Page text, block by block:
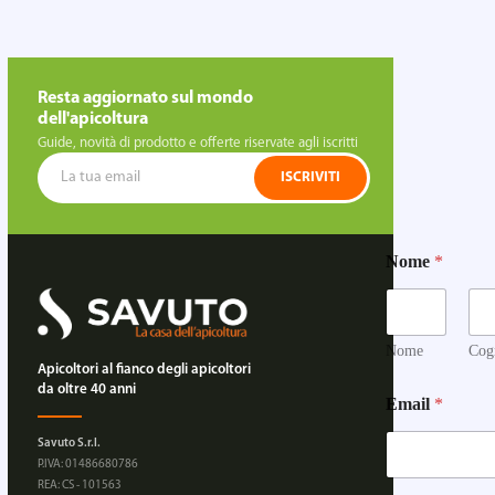
Resta aggiornato sul mondo
dell'apicoltura
Guide, novità di prodotto e offerte riservate agli iscritti
ISCRIVITI
Apicoltori al fianco degli apicoltori
da oltre 40 anni
Savuto S.r.l.
P.IVA: 01486680786
REA: CS - 101563
Nome *
Nome
Email *